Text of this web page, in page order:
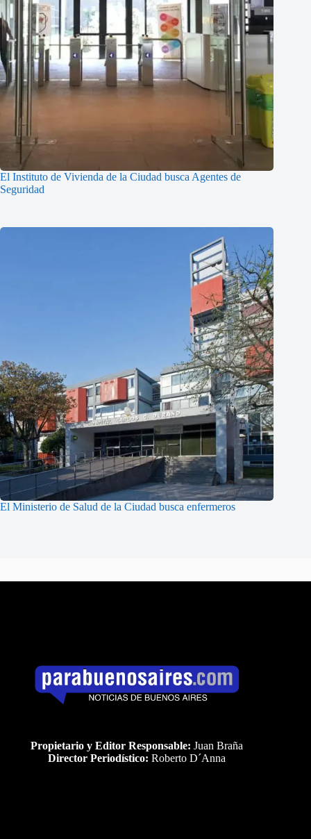
El Instituto de Vivienda de la Ciudad busca Agentes de
Seguridad
El Ministerio de Salud de la Ciudad busca enfermeros
Propietario y Editor Responsable: Juan Braña
Director Periodístico: Roberto D´Anna